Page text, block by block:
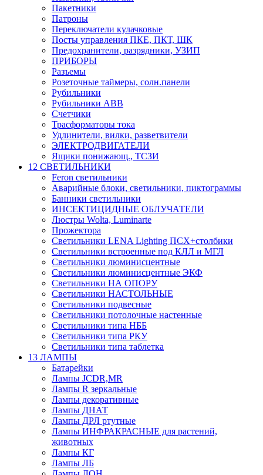
Пакетники
Патроны
Переключатели кулачковые
Посты управления ПКЕ, ПКТ, ШК
Предохранители, разрядники, УЗИП
ПРИБОРЫ
Разъемы
Розеточные таймеры, солн.панели
Рубильники
Рубильники ABB
Счетчики
Трасформаторы тока
Удлинители, вилки, разветвители
ЭЛЕКТРОДВИГАТЕЛИ
Ящики понижающ., ТСЗИ
12 СВЕТИЛЬНИКИ
Feron светильники
Аварийные блоки, светильники, пиктограммы
Банники светильники
ИНСЕКТИЦИДНЫЕ ОБЛУЧАТЕЛИ
Люстры Wolta, Luminarte
Прожектора
Светильники LENA Lighting ПСХ+столбики
Светильники встроенные под КЛЛ и МГЛ
Светильники люминисцентные
Светильники люминисцентные ЭКФ
Светильники НА ОПОРУ
Светильники НАСТОЛЬНЫЕ
Светильники подвесные
Светильники потолочные настенные
Светильники типа НББ
Светильники типа РКУ
Светильники типа таблетка
13 ЛАМПЫ
Батарейки
Лампы JCDR,MR
Лампы R зеркальные
Лампы декоративные
Лампы ДНАТ
Лампы ДРЛ ртутные
Лампы ИНФРАКРАСНЫЕ для растений,
животных
Лампы КГ
Лампы ЛБ